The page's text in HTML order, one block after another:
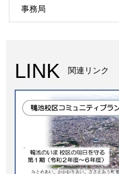
事務局
LINK 関連リンク